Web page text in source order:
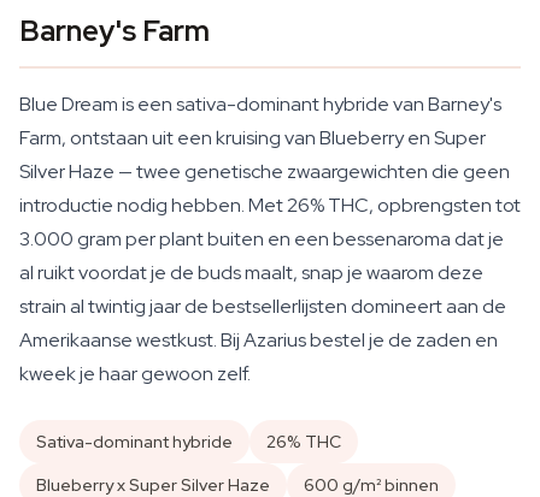
Barney's Farm
Blue Dream is een sativa-dominant hybride van Barney's
Farm, ontstaan uit een kruising van Blueberry en Super
Silver Haze — twee genetische zwaargewichten die geen
introductie nodig hebben. Met 26% THC, opbrengsten tot
3.000 gram per plant buiten en een bessenaroma dat je
al ruikt voordat je de buds maalt, snap je waarom deze
strain al twintig jaar de bestsellerlijsten domineert aan de
Amerikaanse westkust. Bij Azarius bestel je de zaden en
kweek je haar gewoon zelf.
Sativa-dominant hybride
26% THC
Blueberry x Super Silver Haze
600 g/m² binnen